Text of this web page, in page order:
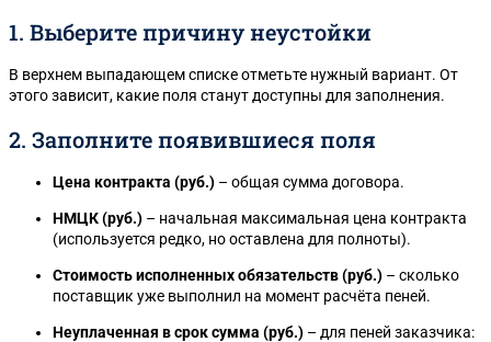
1. Выберите причину неустойки
В верхнем выпадающем списке отметьте нужный вариант. От
этого зависит, какие поля станут доступны для заполнения.
2. Заполните появившиеся поля
Цена контракта (руб.) – общая сумма договора.
НМЦК (руб.) – начальная максимальная цена контракта
(используется редко, но оставлена для полноты).
Стоимость исполненных обязательств (руб.) – сколько
поставщик уже выполнил на момент расчёта пеней.
Неуплаченная в срок сумма (руб.) – для пеней заказчика: